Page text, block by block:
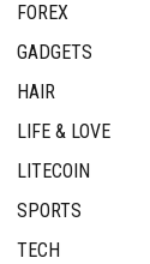
FOREX
GADGETS
HAIR
LIFE & LOVE
LITECOIN
SPORTS
TECH